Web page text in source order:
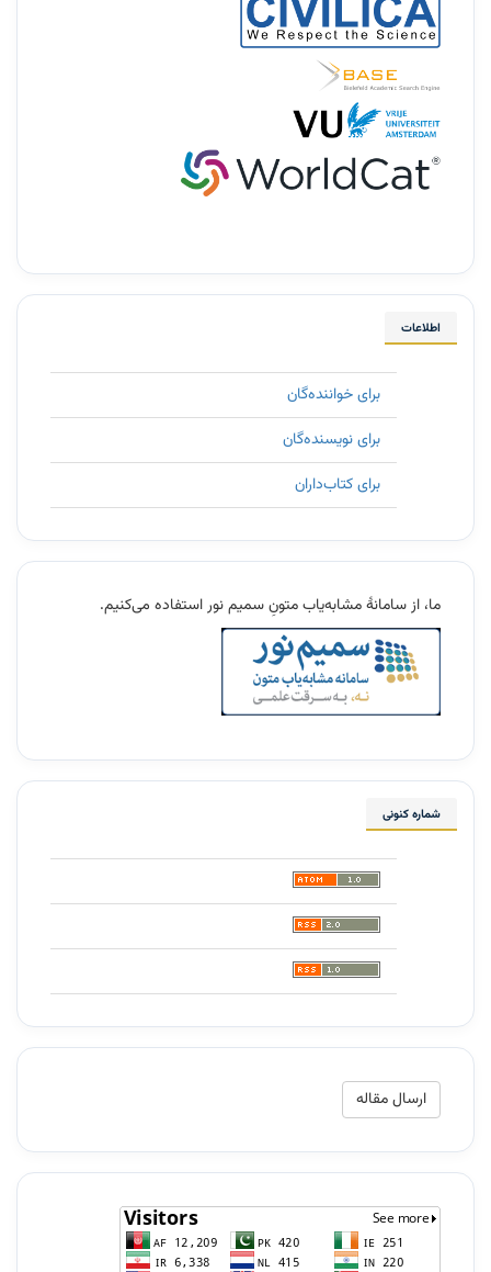
اطلاعات
برای خواننده‌گان
برای نویسنده‌گان
برای کتاب‌داران
11
ما، از سامانۀ مشابه‌یاب متونِ سمیم نور استفاده می‌کنیم.
شماره کنونی
ارسال
مقاله
ارسال مقاله
شمارش‌گر
مخاطبان